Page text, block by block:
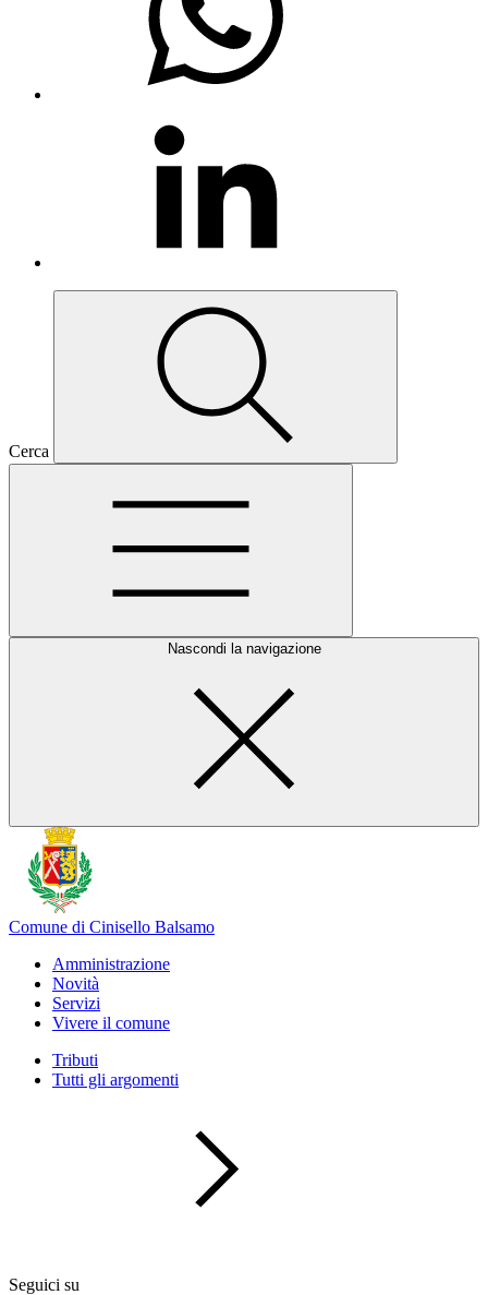
Cerca
Nascondi la navigazione
Comune di Cinisello Balsamo
Amministrazione
Novità
Servizi
Vivere il comune
Tributi
Tutti gli argomenti
Seguici su